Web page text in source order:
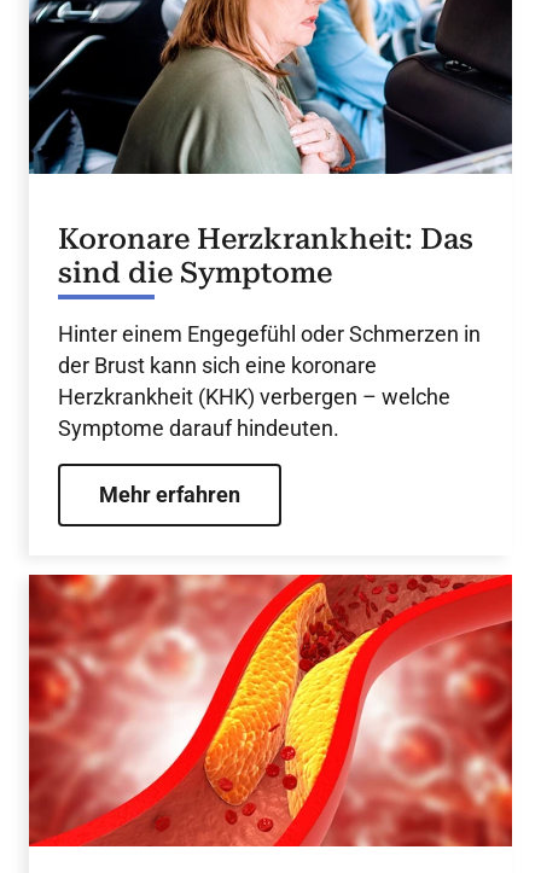
Koronare Herzkrankheit: Das
sind die Symptome
Hinter einem Engegefühl oder Schmerzen in
der Brust kann sich eine koronare
Herzkrankheit (KHK) verbergen – welche
Symptome darauf hindeuten.
Mehr erfahren